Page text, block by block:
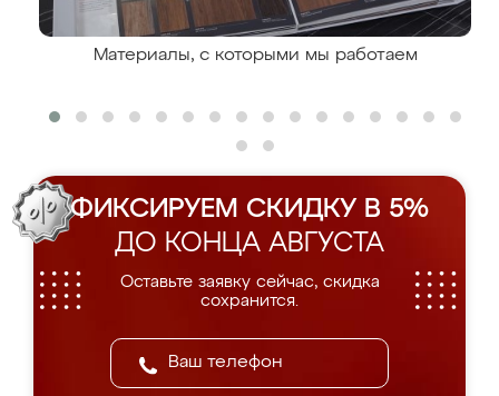
Материалы, с которыми мы работаем
ФИКСИРУЕМ СКИДКУ В 5%
ДО КОНЦА АВГУСТА
Оставьте заявку сейчас, скидка
сохранится.